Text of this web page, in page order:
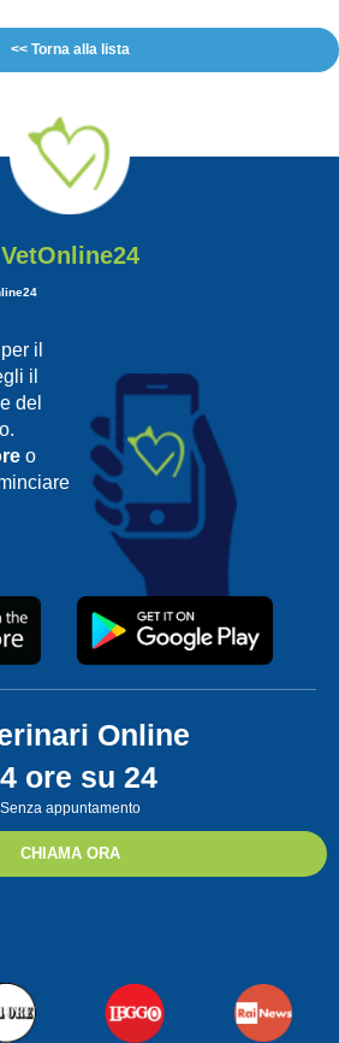
<< Torna alla lista
il
il
del
o
Online
ore su 24
Senza appuntamento
CHIAMA ORA